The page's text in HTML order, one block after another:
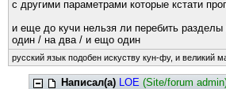
с другими параметрами которые кстати
и еще до кучи нельзя ли перебить разделы
один / на два / и ещо один
русский язык подобен искуству кун-фу, и великий
Написал(а) LOE (Site/forum